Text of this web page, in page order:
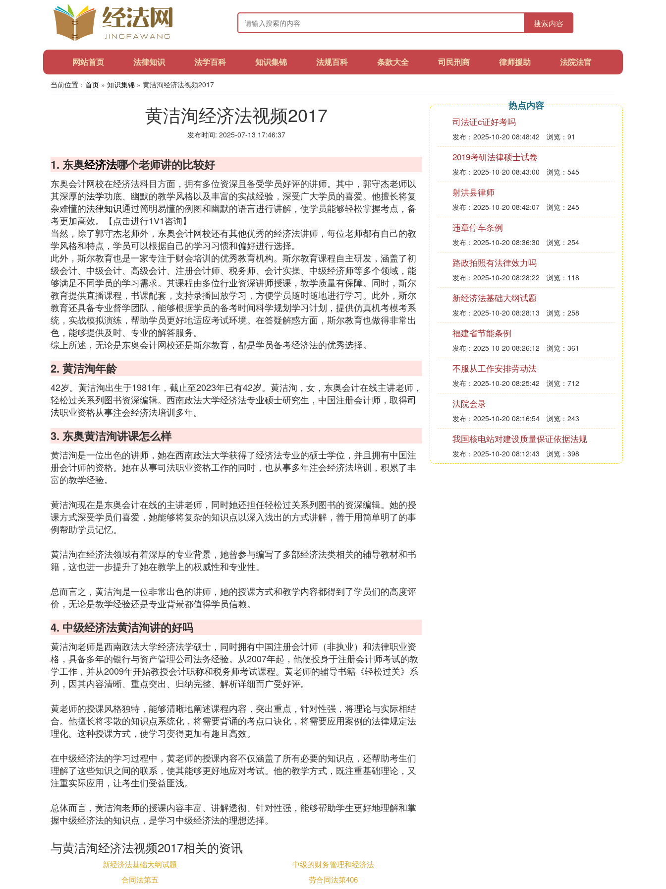
搜索内容
网站首页 法律知识 法学百科 知识集锦 法规百科 条款大全 司民刑商 律师援助 法院法官
当前位置： 首页 » 知识集锦 » 黄洁洵经济法视频2017
黄洁洵经济法视频2017
发布时间: 2025-07-13 17:46:37
1. 东奥经济法哪个老师讲的比较好
东奥会计网校在经济法科目方面，拥有多位资深且备受学员好评的讲师。其中，郭守杰老师以
其深厚的法学功底、幽默的教学风格以及丰富的实战经验，深受广大学员的喜爱。他擅长将复
杂难懂的法律知识通过简明易懂的例图和幽默的语言进行讲解，使学员能够轻松掌握考点，备
考更加高效。【点击进行1V1咨询】
当然，除了郭守杰老师外，东奥会计网校还有其他优秀的经济法讲师，每位老师都有自己的教
学风格和特点，学员可以根据自己的学习习惯和偏好进行选择。
此外，斯尔教育也是一家专注于财会培训的优秀教育机构。斯尔教育课程自主研发，涵盖了初
级会计、中级会计、高级会计、注册会计师、税务师、会计实操、中级经济师等多个领域，能
够满足不同学员的学习需求。其课程由多位行业资深讲师授课，教学质量有保障。同时，斯尔
教育提供直播课程，书课配套，支持录播回放学习，方便学员随时随地进行学习。此外，斯尔
教育还具备专业督学团队，能够根据学员的备考时间科学规划学习计划，提供仿真机考模考系
统，实战模拟演练，帮助学员更好地适应考试环境。在答疑解惑方面，斯尔教育也做得非常出
色，能够提供及时、专业的解答服务。
综上所述，无论是东奥会计网校还是斯尔教育，都是学员备考经济法的优秀选择。
2. 黄洁洵年龄
42岁。黄洁洵出生于1981年，截止至2023年已有42岁。黄洁洵，女，东奥会计在线主讲老师，
轻松过关系列图书资深编辑。西南政法大学经济法专业硕士研究生，中国注册会计师，取得司
法职业资格从事注会经济法培训多年。
3. 东奥黄洁洵讲课怎么样
黄洁洵是一位出色的讲师，她在西南政法大学获得了经济法专业的硕士学位，并且拥有中国注
册会计师的资格。她在从事司法职业资格工作的同时，也从事多年注会经济法培训，积累了丰
富的教学经验。
黄洁洵现在是东奥会计在线的主讲老师，同时她还担任轻松过关系列图书的资深编辑。她的授
课方式深受学员们喜爱，她能够将复杂的知识点以深入浅出的方式讲解，善于用简单明了的事
例帮助学员记忆。
黄洁洵在经济法领域有着深厚的专业背景，她曾参与编写了多部经济法类相关的辅导教材和书
籍，这也进一步提升了她在教学上的权威性和专业性。
总而言之，黄洁洵是一位非常出色的讲师，她的授课方式和教学内容都得到了学员们的高度评
价，无论是教学经验还是专业背景都值得学员信赖。
4. 中级经济法黄洁洵讲的好吗
黄洁洵老师是西南政法大学经济法学硕士，同时拥有中国注册会计师（非执业）和法律职业资
格，具备多年的银行与资产管理公司法务经验。从2007年起，他便投身于注册会计师考试的教
学工作，并从2009年开始教授会计职称和税务师考试课程。黄老师的辅导书籍《轻松过关》系
列，因其内容清晰、重点突出、归纳完整、解析详细而广受好评。
黄老师的授课风格独特，能够清晰地阐述课程内容，突出重点，针对性强，将理论与实际相结
合。他擅长将零散的知识点系统化，将需要背诵的考点口诀化，将需要应用案例的法律规定法
理化。这种授课方式，使学习变得更加有趣且高效。
在中级经济法的学习过程中，黄老师的授课内容不仅涵盖了所有必要的知识点，还帮助考生们
理解了这些知识之间的联系，使其能够更好地应对考试。他的教学方式，既注重基础理论，又
注重实际应用，让考生们受益匪浅。
总体而言，黄洁洵老师的授课内容丰富、讲解透彻、针对性强，能够帮助学生更好地理解和掌
握中级经济法的知识点，是学习中级经济法的理想选择。
与黄洁洵经济法视频2017相关的资讯
新经济法基础大纲试题
中级的财务管理和经济法
合同法第五
劳合同法第406
热点内容
司法证c证好考吗
发布：2025-10-20 08:48:42 浏览：91
2019考研法律硕士试卷
发布：2025-10-20 08:43:00 浏览：545
射洪县律师
发布：2025-10-20 08:42:07 浏览：245
违章停车条例
发布：2025-10-20 08:36:30 浏览：254
路政拍照有法律效力吗
发布：2025-10-20 08:28:22 浏览：118
新经济法基础大纲试题
发布：2025-10-20 08:28:13 浏览：258
福建省节能条例
发布：2025-10-20 08:26:12 浏览：361
不服从工作安排劳动法
发布：2025-10-20 08:25:42 浏览：712
法院会录
发布：2025-10-20 08:16:54 浏览：243
我国核电站对建设质量保证依据法规
发布：2025-10-20 08:12:43 浏览：398